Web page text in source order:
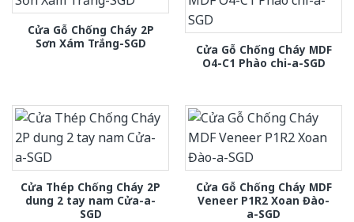
Cửa Gỗ Chống Cháy 2P
Sơn Xám Trắng-SGD
Cửa Gỗ Chống Cháy MDF
O4-C1 Phào chi-a-SGD
Cửa Thép Chống Cháy 2P
dung 2 tay nam Cửa-a-
SGD
Cửa Gỗ Chống Cháy MDF
Veneer P1R2 Xoan Đào-
a-SGD